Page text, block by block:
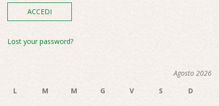
Lost your password?
Agosto 2026
L
M M G V S
D